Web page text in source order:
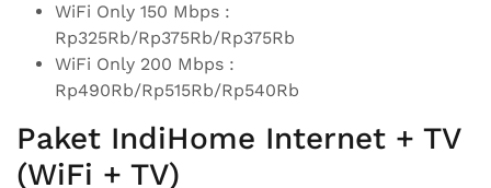
WiFi Only 150 Mbps :
Rp325Rb/Rp375Rb/Rp375Rb
WiFi Only 200 Mbps :
Rp490Rb/Rp515Rb/Rp540Rb
Paket IndiHome Internet + TV
(WiFi + TV)